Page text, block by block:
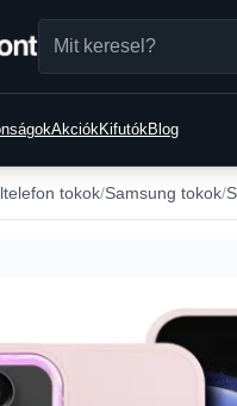
AkciókKifutókBlog
tokok Samsung tokok